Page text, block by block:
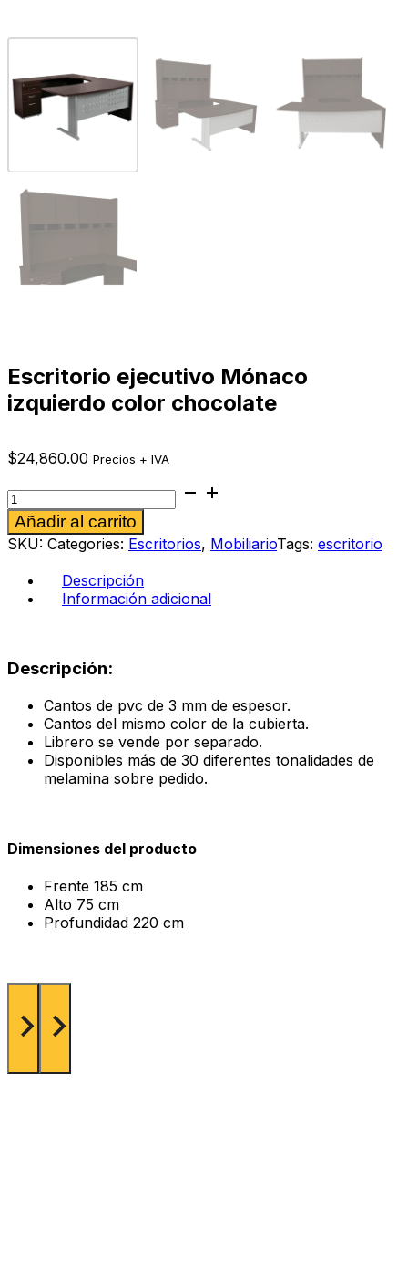
Escritorio ejecutivo Mónaco
izquierdo color chocolate
$24,860.00 Precios + IVA
Escritorio
ejecutivo
Mónaco
izquierdo
color
cantidad
Añadir al carrito
SKU: Categories: Escritorios, MobiliarioTags: escritorio
Descripción
Información adicional
Descripción:
Cantos de pvc de 3 mm de espesor.
Cantos del mismo color de la cubierta.
Librero se vende por separado.
Disponibles más de 30 diferentes tonalidades de
melamina sobre pedido.
Dimensiones del producto
Frente 185 cm
Alto 75 cm
Profundidad 220 cm